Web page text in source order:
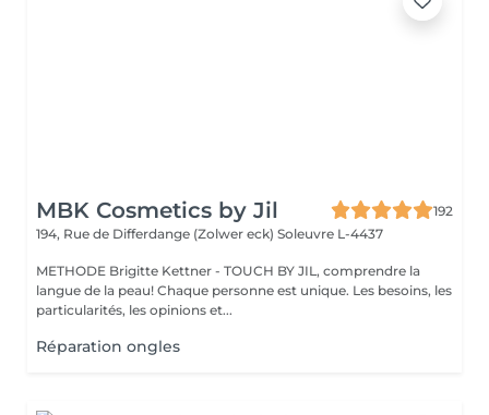
MBK Cosmetics by Jil
192
194, Rue de Differdange (Zolwer eck) Soleuvre L-4437
METHODE Brigitte Kettner - TOUCH BY JIL, comprendre la
langue de la peau! Chaque personne est unique. Les besoins, les
particularités, les opinions et...
Réparation ongles